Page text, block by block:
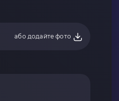
або додайте фото